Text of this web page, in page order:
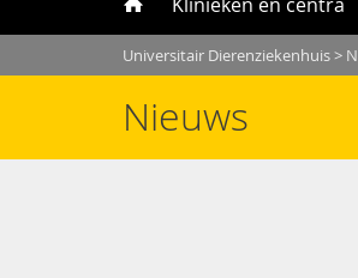
naar
het
Universitair Dierenziekenhuis>
Nieuws